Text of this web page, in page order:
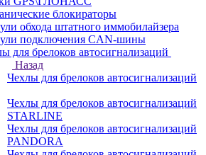
блокираторы
обхода штатного иммобилайзера
подключения CAN-шины
для брелоков автосигнализаций
Назад
Чехлы для брелоков автосигнализаций
Чехлы для брелоков автосигнализаций
STARLINE
Чехлы для брелоков автосигнализаций
PANDORA